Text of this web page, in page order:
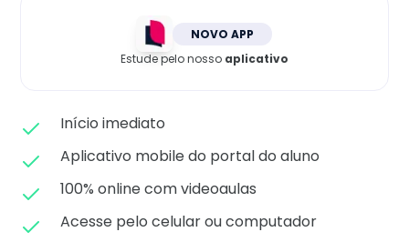
NOVO APP
Estude pelo nosso aplicativo
Início imediato
Aplicativo mobile do portal do aluno
100% online com videoaulas
Acesse pelo celular ou computador